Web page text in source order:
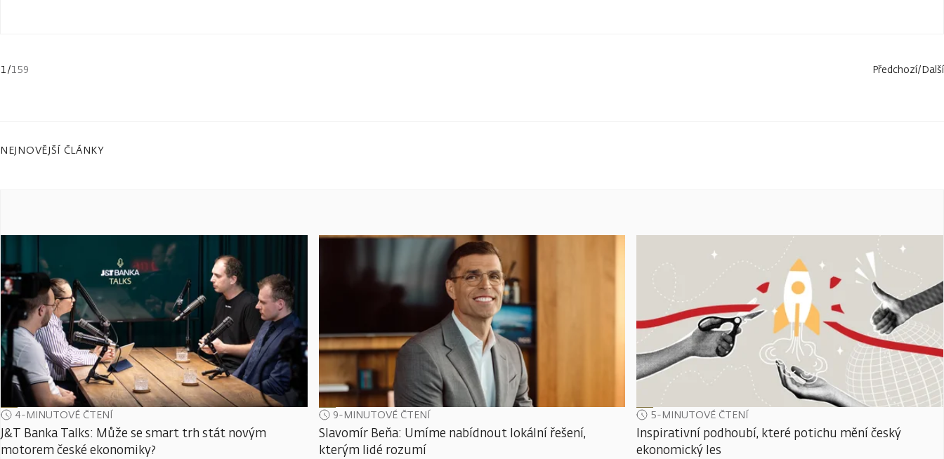
1 /159 Předchozí/Další
NEJNOVĚJŠÍ ČLÁNKY
4-MINUTOVÉ ČTENÍ
J&T Banka Talks: Může se smart trh stát novým
motorem české ekonomiky?
9-MINUTOVÉ ČTENÍ
Slavomír Beňa: Umíme nabídnout lokální řešení,
kterým lidé rozumí
5-MINUTOVÉ ČTENÍ
Inspirativní podhoubí, které potichu mění český
ekonomický les